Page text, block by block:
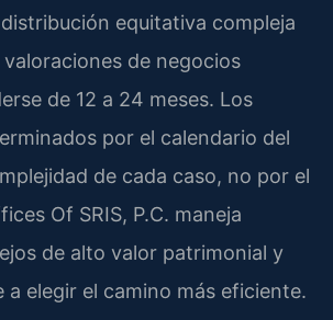
equitativa compleja
de negocios
de 12 a 24 meses. Los
por el calendario del
de cada caso, no por el
Of SRIS, P.C. maneja
de alto valor patrimonial y
a elegir el camino más eficiente.